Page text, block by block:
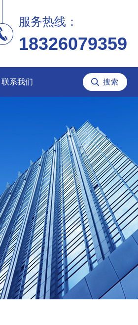
服务热线：
18326079359
联系我们